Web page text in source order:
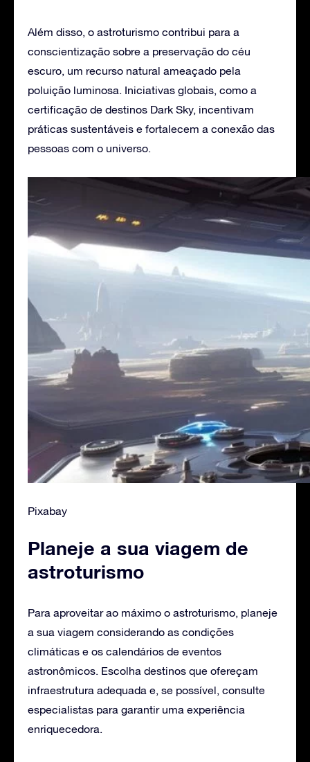
Além disso, o astroturismo contribui para a
conscientização sobre a preservação do céu
escuro, um recurso natural ameaçado pela
poluição luminosa. Iniciativas globais, como a
certificação de destinos Dark Sky, incentivam
práticas sustentáveis e fortalecem a conexão das
pessoas com o universo.
Pixabay
Planeje a sua viagem de
astroturismo
Para aproveitar ao máximo o astroturismo, planeje
a sua viagem considerando as condições
climáticas e os calendários de eventos
astronômicos. Escolha destinos que ofereçam
infraestrutura adequada e, se possível, consulte
especialistas para garantir uma experiência
enriquecedora.